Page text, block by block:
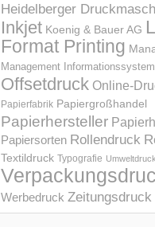
Heidelberger
Inkjet Koenig & Bauer AG
Format Printing
Management Informations­system
Offsetdruck Online-
Papierfabrik Papiergroßhandel
Papierhersteller
Papiersorten Rollendruck
Textildruck Typografie
Werbedruck Zeitungsdruck